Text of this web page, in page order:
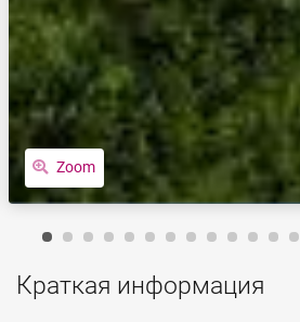
Zoom
Краткая информация